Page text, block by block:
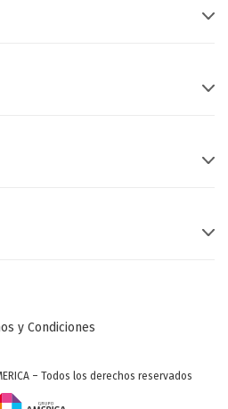
y Condiciones
– Todos los derechos reservados